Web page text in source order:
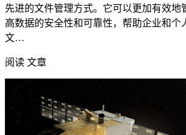
先进的文件管理方式。它可以更加有效地
高数据的安全性和可靠性，帮助企业和个
文…
阅读 文章